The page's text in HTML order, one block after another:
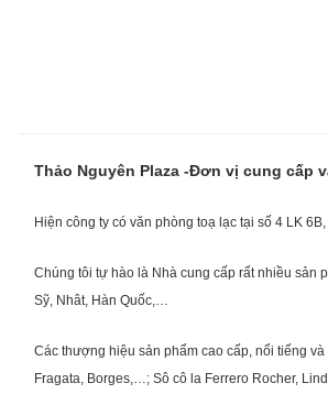
Thảo Nguyên Plaza -Đơn vị cung cấp
Hiện công ty có văn phòng toạ lạc tại số 4 LK
Chúng tôi tự hào là Nhà cung cấp rất nhiều sản
Sỹ, Nhât, Hàn Quốc,…
Các thượng hiệu sản phẩm cao cấp, nổi tiếng
Fragata, Borges,…; Sô cô la Ferrero Rocher,